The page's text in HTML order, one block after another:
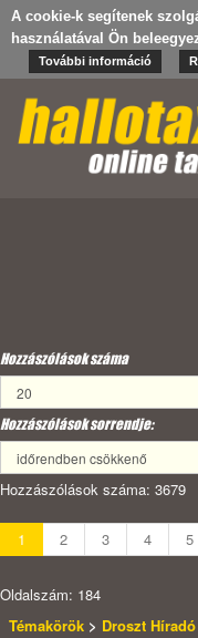
A cookie-k segítenek
használatával Ön
További információ
Hozzászólások száma
Hozzászólások sorrendje:
Hozzászólások száma: 3679
1 2 3 4 5
Oldalszám: 184
Témakörök > Droszt Híradó